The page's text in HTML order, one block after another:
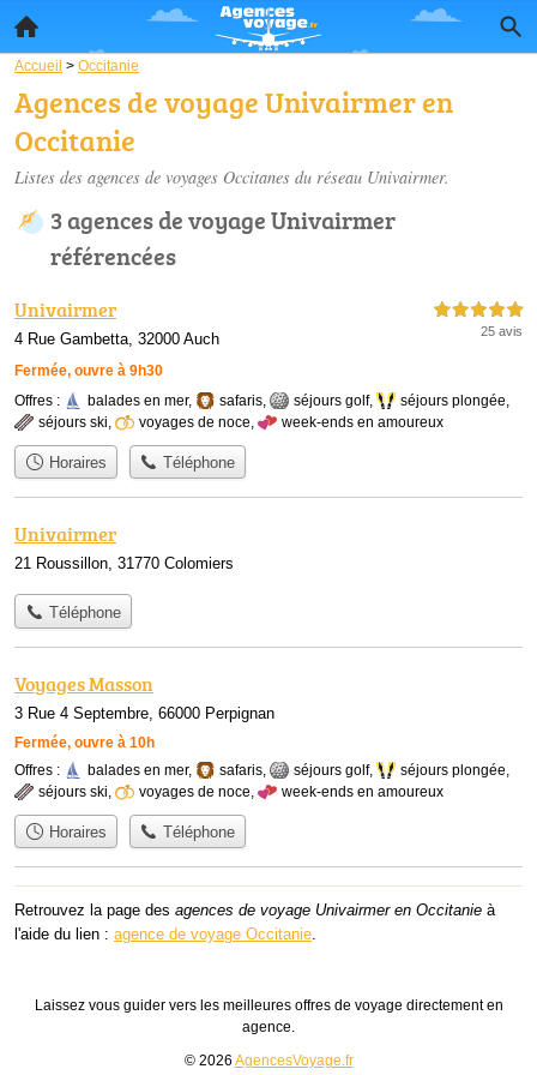
Accueil > Occitanie
Agences de voyage Univairmer en
Occitanie
Listes des agences de voyages Occitanes du réseau Univairmer.
3 agences de voyage Univairmer
référencées
Univairmer
4 Rue Gambetta, 32000 Auch
Fermée, ouvre à 9h30
5,0 étoiles sur 5
25 avis
Offres : balades en mer, safaris, séjours golf, séjours plongée,
séjours ski, voyages de noce, week-ends en amoureux
Horaires Téléphone
Univairmer
21 Roussillon, 31770 Colomiers
Téléphone
Voyages Masson
3 Rue 4 Septembre, 66000 Perpignan
Fermée, ouvre à 10h
Offres :
balades en mer, safaris séjours golf, séjours plongée
séjours ski
voyages de noce week-ends en amoureux
Horaires Téléphone
Retrouvez la page des agences de voyage Univairmer en Occitanie à
l'aide du lien : agence de voyage Occitanie.
Laissez vous guider vers les meilleures offres de voyage directement en
agence.
© 2026 AgencesVoyage.fr